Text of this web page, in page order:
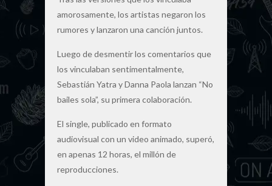
amorosamente, los artistas negaron los
rumores y lanzaron una canción juntos.
Luego de desmentir los comentarios que
los vinculaban sentimentalmente,
Sebastián Yatra y Danna Paola lanzan “No
bailes sola”, su primera colaboración.
El single, publicado en formato
audiovisual con un video animado, superó,
en apenas 12 horas, el millón de
reproducciones.